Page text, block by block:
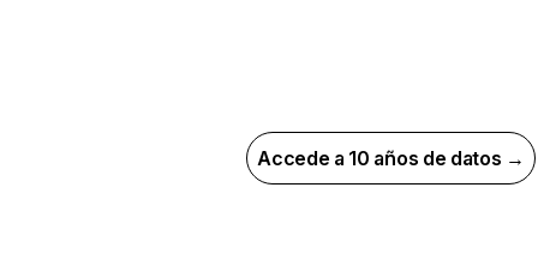
Accede a 10 años de datos →